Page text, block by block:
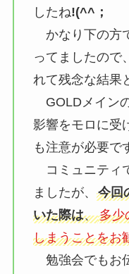
したね!(^^；
かなり下の方
ってましたので
れて残念な結果
GOLDメイン
影響をモロに受
も注意が必要で
コミュニティ
ましたが、 今回
いた際は、 多少
しまうことをお
勉強会でもお